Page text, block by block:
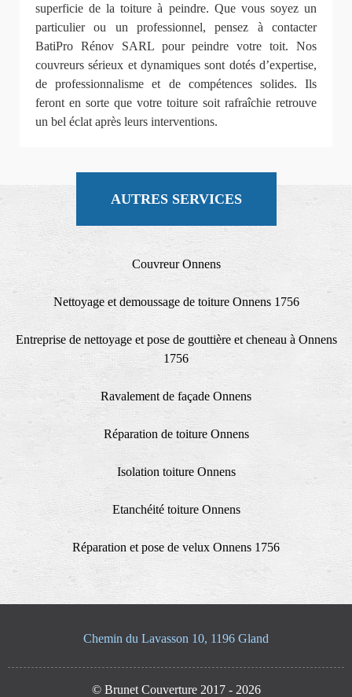
superficie de la toiture à peindre. Que vous soyez un
particulier ou un professionnel, pensez à contacter
BatiPro Rénov SARL pour peindre votre toit. Nos
couvreurs sérieux et dynamiques sont dotés d’expertise,
de professionnalisme et de compétences solides. Ils
feront en sorte que votre toiture soit rafraîchie retrouve
un bel éclat après leurs interventions.
AUTRES SERVICES
Couvreur Onnens
Nettoyage et demoussage de toiture Onnens 1756
Entreprise de nettoyage et pose de gouttière et cheneau à Onnens
1756
Ravalement de façade Onnens
Réparation de toiture Onnens
Isolation toiture Onnens
Etanchéité toiture Onnens
Réparation et pose de velux Onnens 1756
Chemin du Lavasson 10, 1196 Gland
© Brunet Couverture 2017 - 2026